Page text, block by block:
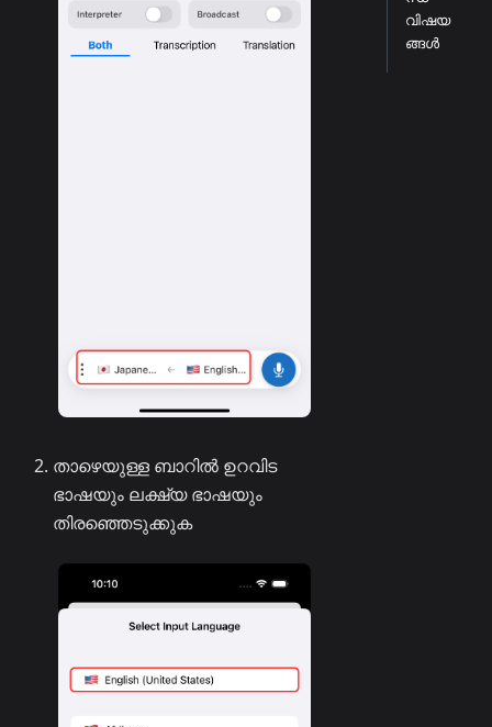
താഴെയുള്ള ബാറിൽ ഉറവിട
ഭാഷയും ലക്ഷ്യ ഭാഷയും
തിരഞ്ഞെടുക്കുക
വിഷയ
ങ്ങൾ